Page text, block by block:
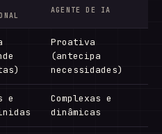
AGENTE DE IA
Proativa
(antecipa
necessidades)
e
Complexas e
dinâmicas